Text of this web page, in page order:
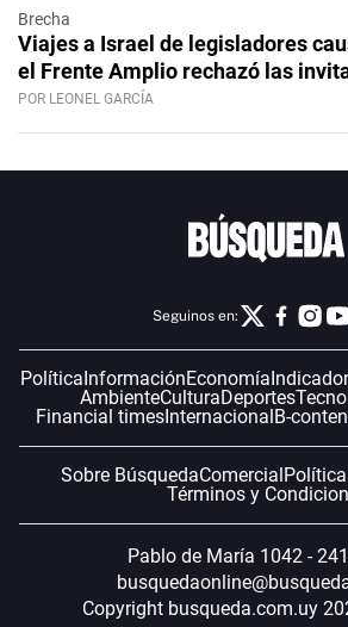
Brecha
Viajes a Israel de legisladores
el Frente Amplio rechazó las
POR LEONEL GARCÍA
Seguinos en:
PolíticaInformaciónEconomía
AmbienteCulturaDeportes
Financial timesInternacionalB-
Sobre BúsquedaComercial
Términos y
Pablo de María 1042 -
Copyright busqueda.com.uy